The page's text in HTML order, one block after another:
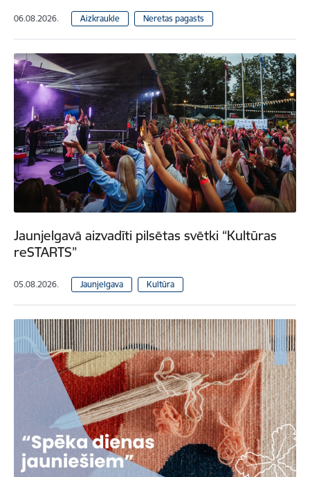
06.08.2026. Aizkraukle Neretas pagasts
Jaunjelgavā aizvadīti pilsētas svētki “Kultūras
reSTARTS”
05.08.2026. Jaunjelgava Kultūra